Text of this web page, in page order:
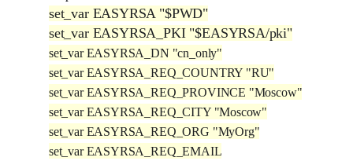
set_var EASYRSA "$PWD"
set_var EASYRSA_PKI "$EASYRSA/pki"
set_var EASYRSA_DN "cn_only"
set_var EASYRSA_REQ_COUNTRY "RU"
set_var EASYRSA_REQ_PROVINCE "Moscow"
set_var EASYRSA_REQ_CITY "Moscow"
set_var EASYRSA_REQ_ORG "MyOrg"
set_var EASYRSA_REQ_EMAIL